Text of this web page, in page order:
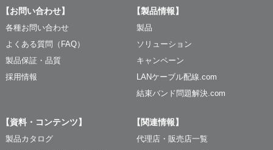
【お問い合わせ】
各種お問い合わせ
よくある質問（FAQ）
製品保証・品質
採用情報
【製品情報】
製品
ソリューション
キャンペーン
LANケーブル配線.com
結束バンド問題解決.com
【資料・コンテンツ】
製品カタログ
【関連情報】
代理店・販売店一覧